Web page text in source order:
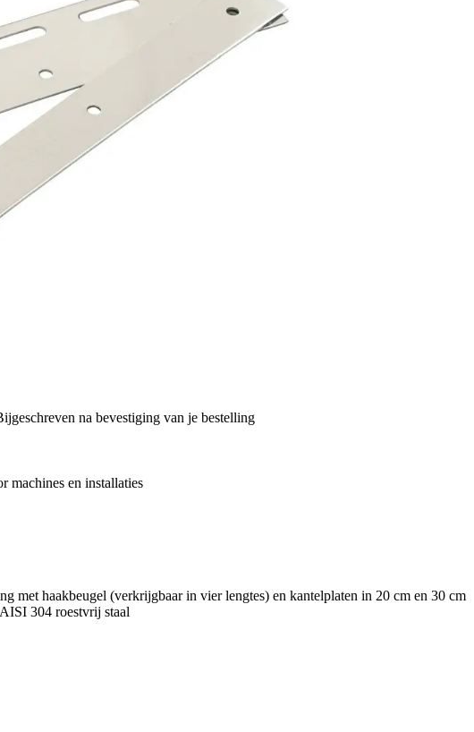
na bevestiging van je bestelling
machines en installaties
met haakbeugel (verkrijgbaar in vier lengtes) en kantelplaten in 20 cm en 30 cm
304 roestvrij staal